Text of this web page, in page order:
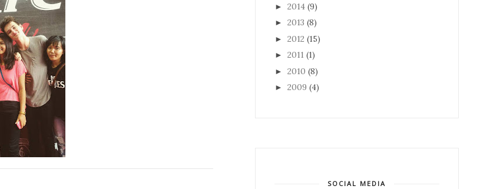
► 2014 (9)
► 2013 (8)
► 2012 (15)
► 2011 (1)
► 2010 (8)
► 2009 (4)
SOCIAL MEDIA